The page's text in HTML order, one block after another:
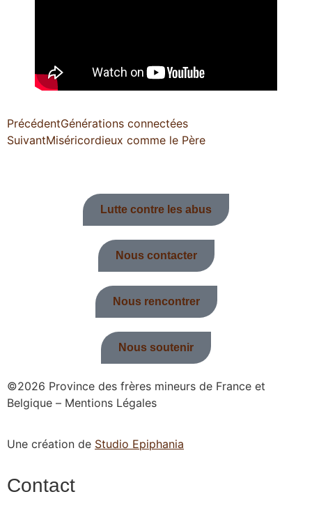
PrécédentGénérations connectées
SuivantMiséricordieux comme le Père
Lutte contre les abus
Nous contacter
Nous rencontrer
Nous soutenir
©2026 Province des frères mineurs de France et
Belgique – Mentions Légales
Une création de Studio Epiphania
Contact